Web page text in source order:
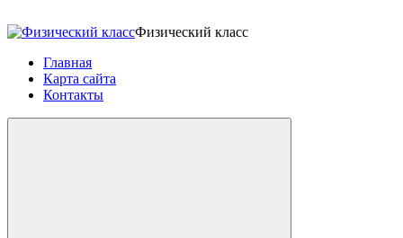
Физический класс
Главная
Карта сайта
Контакты